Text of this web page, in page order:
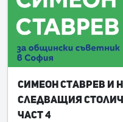
Симеон Ставрев и
следващия
част 4